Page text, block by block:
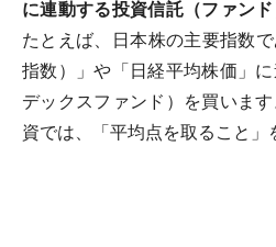
に連動する投資信託（ファンド
たとえば、日本株の主要指数
指数）」や「日経平均株価」
デックスファンド）を買いま
資では、「平均点を取ること」